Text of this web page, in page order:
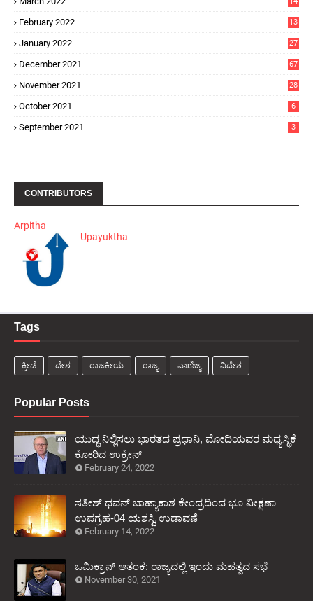
February 2022 13
January 2022 27
December 2021 67
November 2021 28
October 2021 6
September 2021 3
CONTRIBUTORS
Arpitha
Upayuktha
Tags
ಕ್ರೀಡೆ ದೇಶ ರಾಜಕೀಯ ರಾಜ್ಯ ವಾಣಿಜ್ಯ ವಿದೇಶ
Popular Posts
ಯುದ್ಧ ನಿಲ್ಲಿಸಲು ಭಾರತದ ಪ್ರಧಾನಿ, ಮೋದಿಯವರ ಮಧ್ಯಸ್ಥಿಕೆ
ಕೋರಿದ ಉಕ್ರೇನ್
February 24, 2022
ಸತೀಶ್ ಧವನ್ ಬಾಹ್ಯಾಕಾಶ ಕೇಂದ್ರದಿಂದ ಭೂ ವೀಕ್ಷಣಾ
ಉಪಗ್ರಹ-04 ಯಶಸ್ವಿ ಉಡಾವಣೆ
February 14, 2022
ಒಮಿಕ್ರಾನ್ ಆತಂಕ: ರಾಜ್ಯದಲ್ಲಿ ಇಂದು ಮಹತ್ವದ ಸಭೆ
November 30, 2021